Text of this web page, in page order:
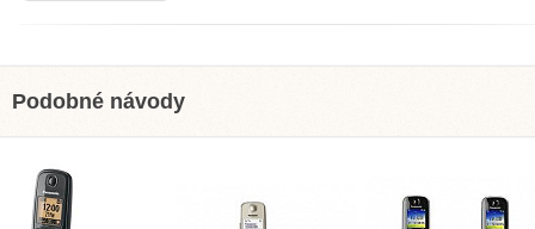
Podobné návody